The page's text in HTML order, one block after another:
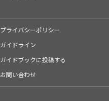
プライバシーポリシー
ガイドライン
ガイドブックに投稿する
お問い合わせ